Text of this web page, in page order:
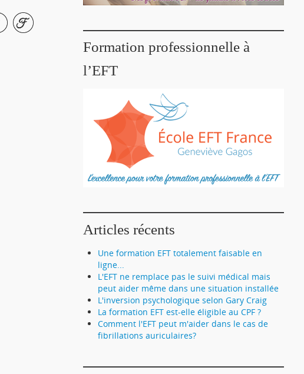
Formation professionnelle à
l’EFT
Articles récents
Une formation EFT totalement faisable en
ligne...
L'EFT ne remplace pas le suivi médical mais
peut aider même dans une situation installée
L'inversion psychologique selon Gary Craig
La formation EFT est-elle éligible au CPF ?
Comment l'EFT peut m'aider dans le cas de
fibrillations auriculaires?